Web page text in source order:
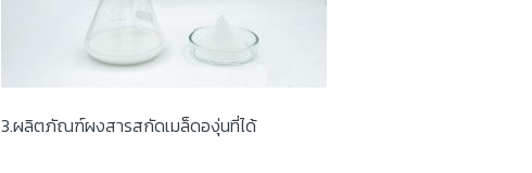
3.ผลิตภัณฑ์ผงสารสกัดเมล็ดองุ่นที่ได้